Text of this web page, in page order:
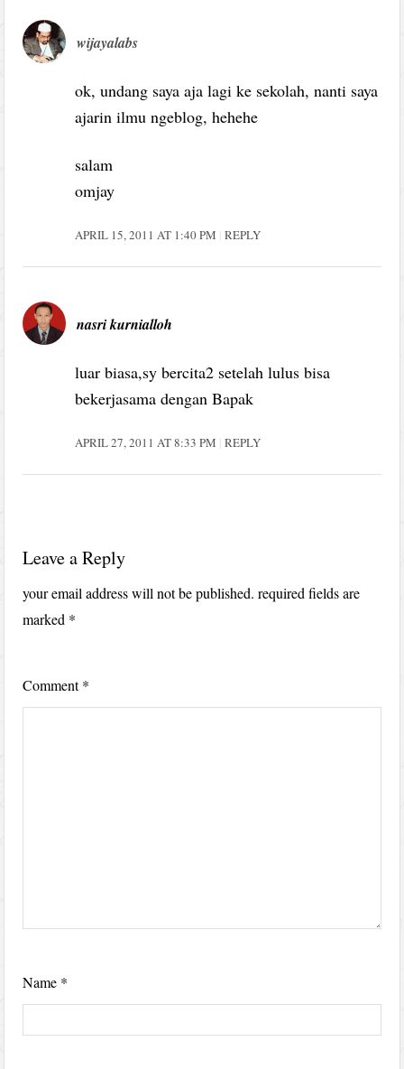
wijayalabs
ok, undang saya aja lagi ke sekolah, nanti saya
ajarin ilmu ngeblog, hehehe
salam
omjay
APRIL 15, 2011 AT 1:40 PM REPLY
nasri kurnialloh
luar biasa,sy bercita2 setelah lulus bisa
bekerjasama dengan Bapak
APRIL 27, 2011 AT 8:33 PM REPLY
Leave a Reply
your email address will not be published. required fields are
marked *
Comment*
Name *